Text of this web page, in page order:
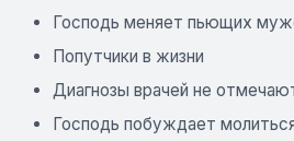
Господь меняет пьющих
Попутчики в жизни
Диагнозы врачей не
Господь побуждает